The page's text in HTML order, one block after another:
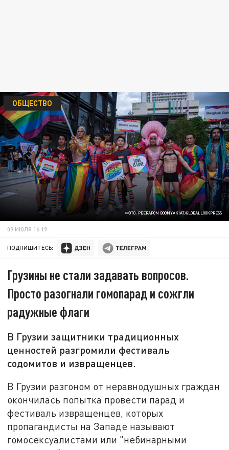
ФОТО: PEERAPON BOONYAKIAT/GLOBALLOOKPRESS
ОБЩЕСТВО
09 ИЮЛЯ 16:19
ПОДПИШИТЕСЬ:
Грузины не стали задавать вопросов.
Просто разогнали гомопарад и сожгли
радужные флаги
В Грузии защитники традиционных
ценностей разгромили фестиваль
содомитов и извращенцев.
В Грузии разгоном от неравнодушных граждан
окончилась попытка провести парад и
фестиваль извращенцев, которых
пропагандисты на Западе называют
гомосексуалистами или "небинарными